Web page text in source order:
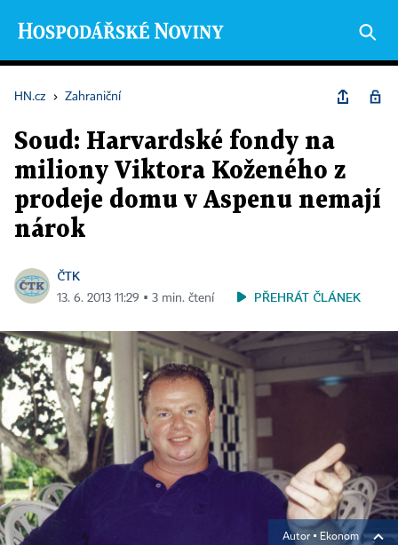
HN.cz › Zahraniční
Soud: Harvardské fondy na
miliony Viktora Koženého z
prodeje domu v Aspenu nemají
nárok
ČTK
13. 6. 2013 11:29 ▪ 3 min. čtení PŘEHRÁT ČLÁNEK
Autor ▪ Ekonom